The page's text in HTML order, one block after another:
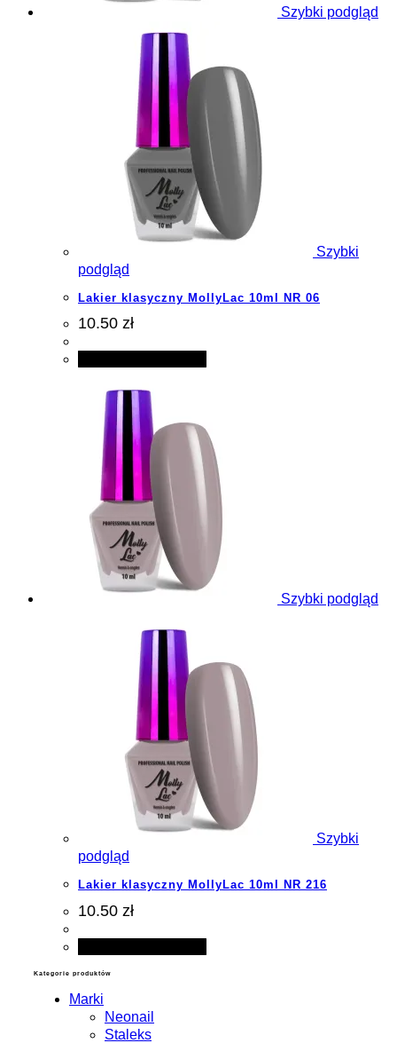
Szybki podgląd
Szybki
podgląd
Lakier klasyczny MollyLac 10ml NR 06
10.50 zł
Szybki podgląd
Szybki
podgląd
Lakier klasyczny MollyLac 10ml NR 216
10.50 zł
Kategorie produktów
Marki
Neonail
Staleks